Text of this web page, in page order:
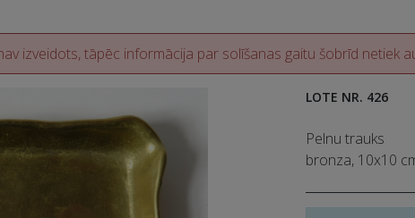
izveidots, tāpēc informācija par solīšanas gaitu šobrīd netiek
LOTE NR. 426
Pelnu trauks
bronza, 10x10